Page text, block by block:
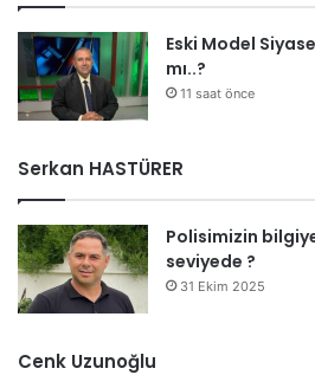
Eski Model
mı..?
11 saat önce
Serkan HASTÜRER
Polisimizin
seviyede ?
31 Ekim 2025
Cenk Uzunoğlu